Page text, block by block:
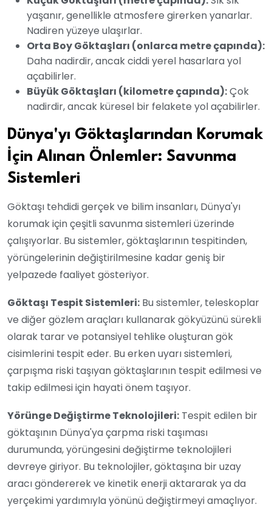
yaşanır, genellikle atmosfere girerken yanarlar.
Nadiren yüzeye ulaşırlar.
Orta Boy Göktaşları (onlarca metre çapında):
Daha nadirdir, ancak ciddi yerel hasarlara yol
açabilirler.
Büyük Göktaşları (kilometre çapında):Çok
nadirdir, ancak küresel bir felakete yol açabilirler.
Dünya'yı Göktaşlarından Korumak
İçin Alınan Önlemler: Savunma
Sistemleri
Göktaşı tehdidi gerçek ve bilim insanları, Dünya'yı
korumak için çeşitli savunma sistemleri üzerinde
çalışıyorlar. Bu sistemler, göktaşlarının tespitinden,
yörüngelerinin değiştirilmesine kadar geniş bir
yelpazede faaliyet gösteriyor.
Göktaşı Tespit Sistemleri: Bu sistemler, teleskoplar
ve diğer gözlem araçları kullanarak gökyüzünü sürekli
olarak tarar ve potansiyel tehlike oluşturan gök
cisimlerini tespit eder. Bu erken uyarı sistemleri,
çarpışma riski taşıyan göktaşlarının tespit edilmesi ve
takip edilmesi için hayati önem taşıyor.
Yörünge Değiştirme Teknolojileri: Tespit edilen bir
göktaşının Dünya'ya çarpma riski taşıması
durumunda, yörüngesini değiştirme teknolojileri
devreye giriyor. Bu teknolojiler, göktaşına bir uzay
aracı göndererek ve kinetik enerji aktararak ya da
yerçekimi yardımıyla yönünü değiştirmeyi amaçlıyor.